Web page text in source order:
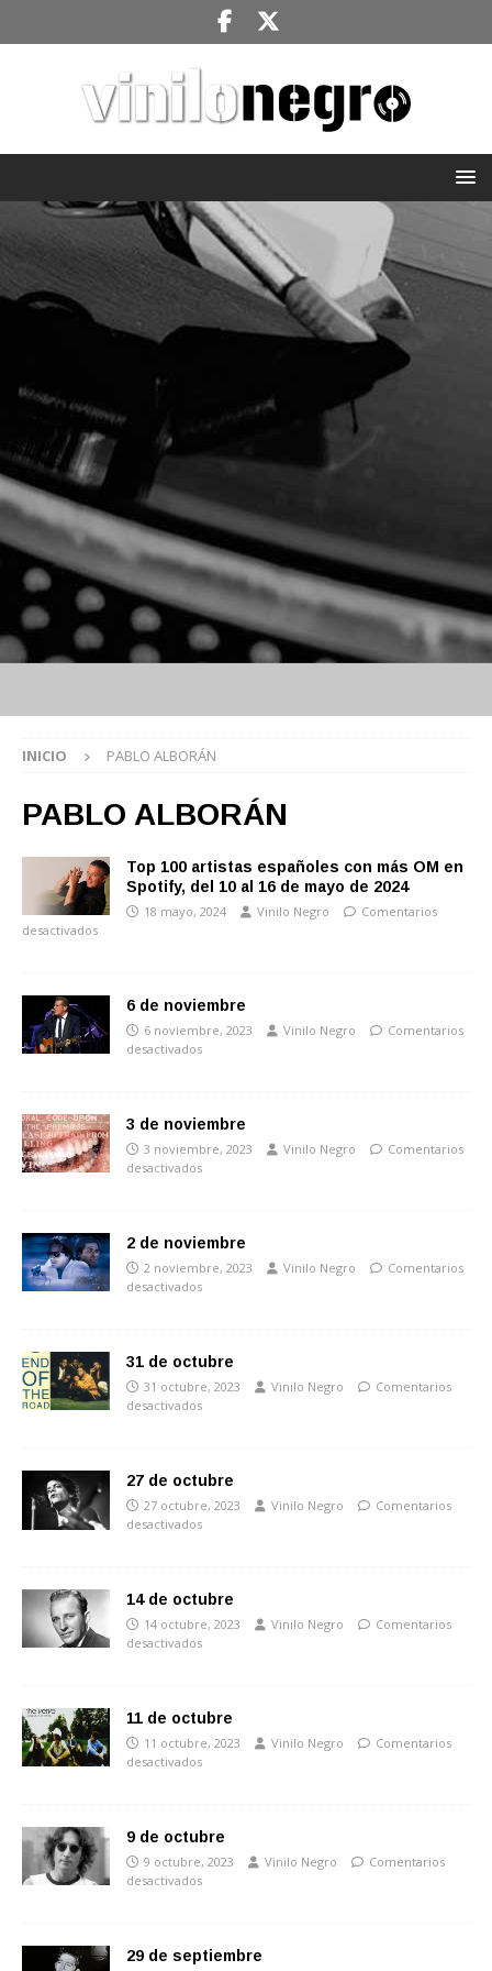
INICIO PABLO ALBORÁN
PABLO ALBORÁN
Top 100 artistas españoles con más OM en
Spotify, del 10 al 16 de mayo de 2024
18 mayo, 2024 Vinilo Negro
Comentarios
desactivados
6 de noviembre
6 noviembre, 2023 Vinilo Negro
Comentarios
desactivados
3 de noviembre
3 noviembre, 2023 Vinilo Negro
Comentarios
desactivados
2 de noviembre
2 noviembre, 2023 Vinilo Negro
Comentarios
desactivados
31 de octubre
31 octubre, 2023 Vinilo Negro
Comentarios
desactivados
27 de octubre
27 octubre, 2023 Vinilo Negro
Comentarios
desactivados
14 de octubre
14 octubre, 2023 Vinilo Negro
Comentarios
desactivados
11 de octubre
11 octubre, 2023 Vinilo Negro
Comentarios
desactivados
9 de octubre
9 octubre, 2023 Vinilo Negro
Comentarios
desactivados
29 de septiembre